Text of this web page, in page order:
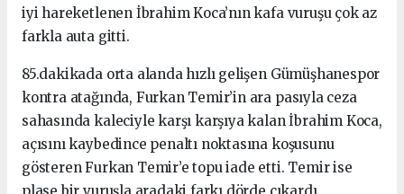
iyi hareketlenen İbrahim Koca’nın kafa vuruşu çok az
farkla auta gitti.
85.dakikada orta alanda hızlı gelişen Gümüşhanespor
kontra atağında, Furkan Temir’in ara pasıyla ceza
sahasında kaleciyle karşı karşıya kalan İbrahim Koca,
açısını kaybedince penaltı noktasına koşusunu
gösteren Furkan Temir’e topu iade etti. Temir ise